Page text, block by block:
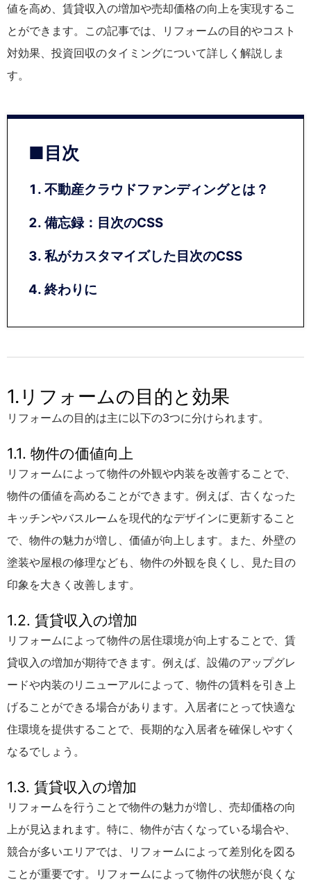
値を高め、賃貸収入の増加や売却価格の向上を実現するこ
とができます。この記事では、リフォームの目的やコスト
対効果、投資回収のタイミングについて詳しく解説しま
す。
不動産クラウドファンディングとは？
備忘録：目次のCSS
私がカスタマイズした目次のCSS
終わりに
1.リフォームの目的と効果
リフォームの目的は主に以下の3つに分けられます。
1.1. 物件の価値向上
リフォームによって物件の外観や内装を改善することで、
物件の価値を高めることができます。例えば、古くなった
キッチンやバスルームを現代的なデザインに更新すること
で、物件の魅力が増し、価値が向上します。また、外壁の
塗装や屋根の修理なども、物件の外観を良くし、見た目の
印象を大きく改善します。
1.2. 賃貸収入の増加
リフォームによって物件の居住環境が向上することで、賃
貸収入の増加が期待できます。例えば、設備のアップグレ
ードや内装のリニューアルによって、物件の賃料を引き上
げることができる場合があります。入居者にとって快適な
住環境を提供することで、長期的な入居者を確保しやすく
なるでしょう。
1.3. 賃貸収入の増加
リフォームを行うことで物件の魅力が増し、売却価格の向
上が見込まれます。特に、物件が古くなっている場合や、
競合が多いエリアでは、リフォームによって差別化を図る
ことが重要です。リフォームによって物件の状態が良くな